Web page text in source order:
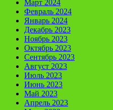
Март 2024
Февраль 2024
Январь 2024
Декабрь 2023
Ноябрь 2023
Октябрь 2023
Сентябрь 2023
Август 2023
Июль 2023
Июнь 2023
Май 2023
Апрель 2023